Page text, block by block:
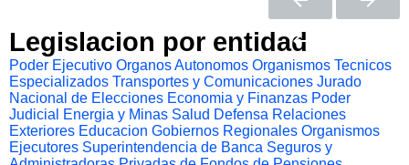
Legislacion por entidad
Poder Ejecutivo Organos Autonomos Organismos Tecnicos
Especializados Transportes y Comunicaciones Jurado
Nacional de Elecciones Economia y Finanzas Poder
Judicial
Energia y Minas Salud Defensa Relaciones
Exteriores Educacion Gobiernos Regionales Organismos
Ejecutores Superintendencia de Banca Seguros y